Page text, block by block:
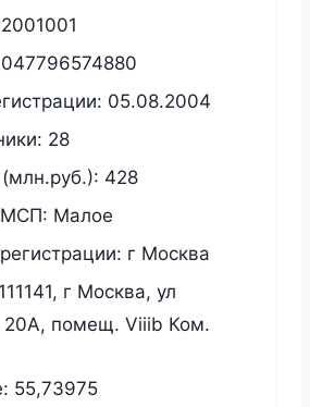
05.08.2004
28
428
МСП: Малое
г Москва
111141, г Москва, ул
20А, помещ. Viiib Ком.
55,73975